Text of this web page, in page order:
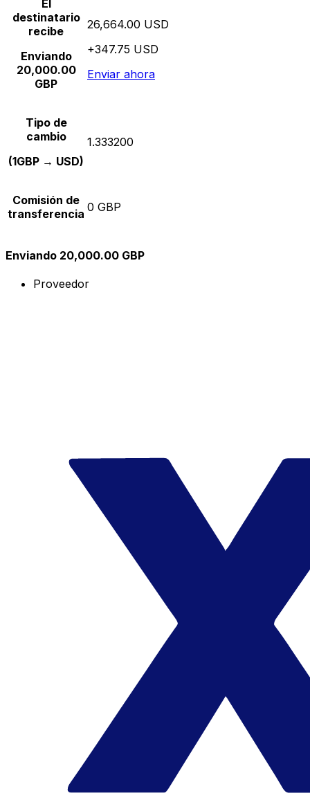
El
destinatario
recibe
Enviando
20,000.00
GBP
26,664.00 USD
+347.75 USD
Enviar ahora
Tipo de
cambio
(1GBP → USD)
1.333200
Comisión de
transferencia 0 GBP
Enviando 20,000.00 GBP
Proveedor